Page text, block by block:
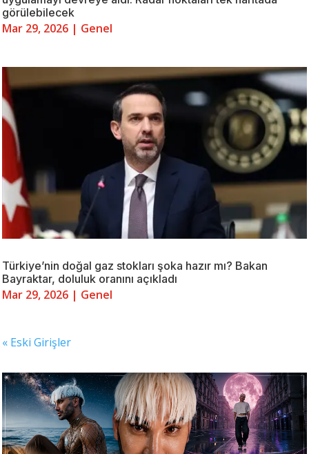
görülebilecek
Mar 29, 2026 | Genel
Türkiye’nin doğal gaz stokları şoka hazır mı? Bakan
Bayraktar, doluluk oranını açıkladı
Mar 29, 2026 | Genel
« Eski Girişler